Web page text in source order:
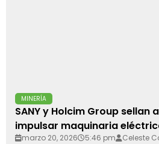
MINERÍA
SANY y Holcim Group
impulsar maquinaria
marzo 20, 2026 5:46 pm Celeste